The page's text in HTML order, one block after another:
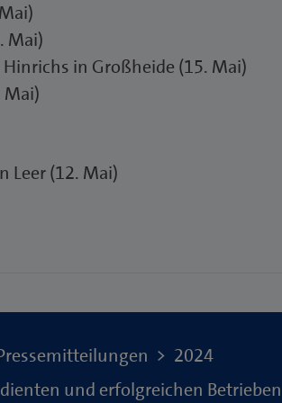
Mai)
in Großheide (15. Mai)
Leer (12. Mai)
2024
und erfolgreichen Betrieben